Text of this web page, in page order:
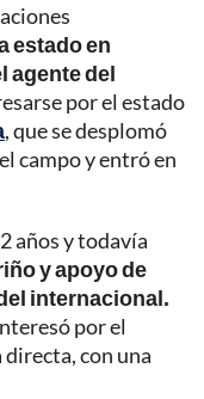
estado en
agente del
por el estado
, que se desplomó
campo y entró en
años y todavía
y apoyo de
internacional.
por el
directa, con una